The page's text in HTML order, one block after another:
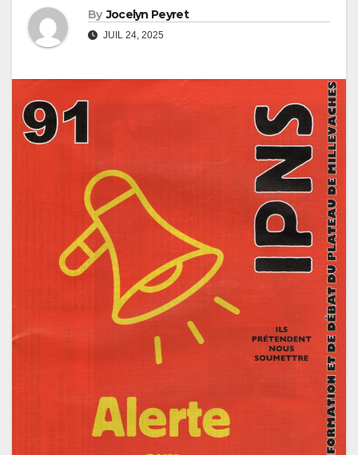
By Jocelyn Peyret
JUIL 24, 2025